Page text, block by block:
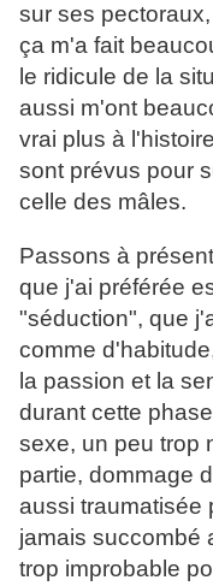
sur ses
ça m'a fait
le ridicule de la
aussi m'ont
vrai plus à
sont prévus pour
celle des mâles.
Passons à
que j'ai préférée
"séduction", que
comme
la passion et la
durant cette
sexe, un peu trop
partie, dommage
aussi traumatisée
jamais succombé
trop improbable